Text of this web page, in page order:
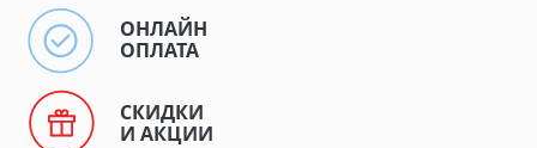
ОНЛАЙН
ОПЛАТА
СКИДКИ
И АКЦИИ